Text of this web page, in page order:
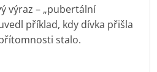
výraz – „pubertální
příklad, kdy dívka přišla
stalo.